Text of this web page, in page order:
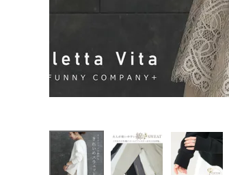
会員ステージ特典プログラムについて